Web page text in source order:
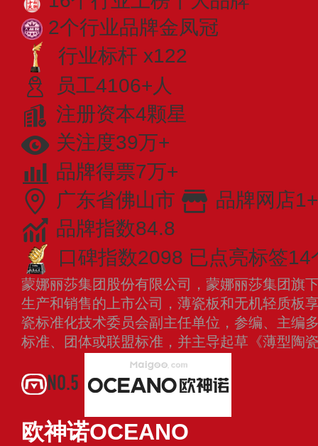
2个行业品牌金凤冠
行业标杆 x122
员工4106+人
注册资本4颗星
关注度39万+
品牌得票7万+
广东省佛山市
品牌网店1+
品牌指数84.8
口碑指数2098 已点亮标签14
蒙娜丽莎集团股份有限公司，蒙娜丽莎集团旗
生产和销售的上市公司，薄瓷板和无机轻质板
瓷标准化技术委员会副主任单位，参编、主编
标准、团体或联盟标准，并主导起草《薄型陶
NO.5
欧神诺OCEANO